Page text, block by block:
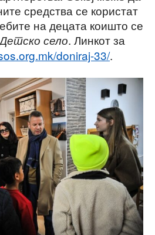
средства се користат
на децата коишто се
село. Линкот за
doniraj-33/.